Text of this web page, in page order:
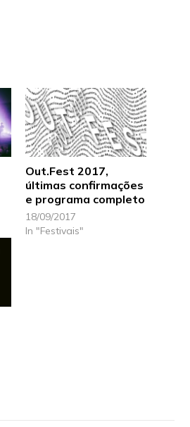
Out.Fest 2017,
últimas confirmações
e programa completo
18/09/2017
In "Festivais"